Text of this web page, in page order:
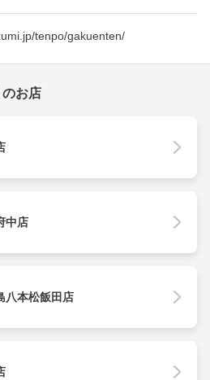
tenpo/gakuenten/
お店
中店
八本松飯田店